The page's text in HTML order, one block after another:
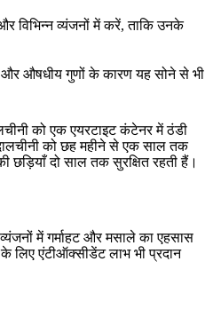
विभिन्न व्यंजनों में करें, ताकि उनके
और औषधीय गुणों के कारण यह सोने से भी
को एक एयरटाइट कंटेनर में ठंडी
को छह महीने से एक साल तक
छड़ियाँ दो साल तक सुरक्षित रहती हैं।
में गर्माहट और मसाले का एहसास
लिए एंटीऑक्सीडेंट लाभ भी प्रदान